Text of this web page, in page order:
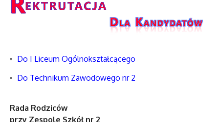
Do I Liceum Ogólnokształcącego
Do Technikum Zawodowego nr 2
Rada Rodziców
przy Zespole Szkół nr 2